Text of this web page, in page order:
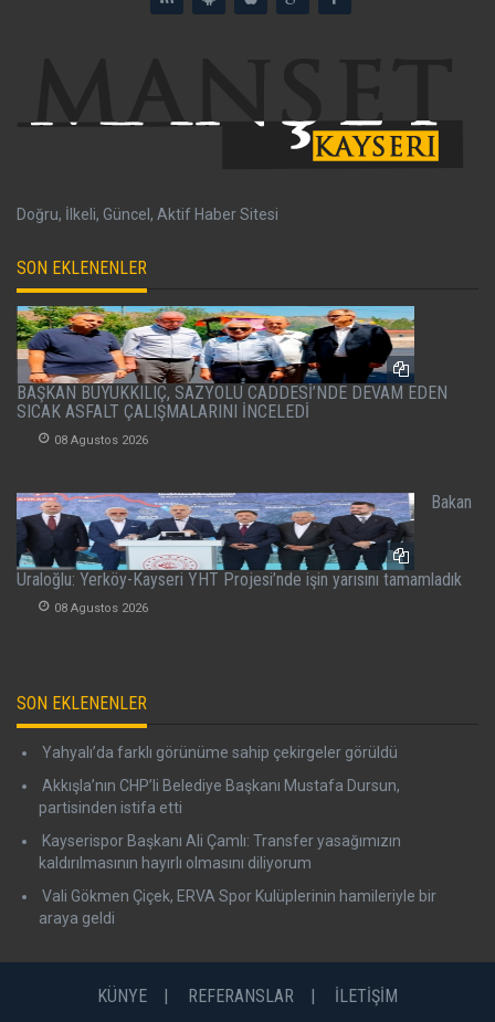
Doğru, İlkeli, Güncel, Aktif Haber Sitesi
SON EKLENENLER
BAŞKAN BÜYÜKKILIÇ, SAZYOLU CADDESİ’NDE DEVAM EDEN
SICAK ASFALT ÇALIŞMALARINI İNCELEDİ
08 Agustos 2026
Bakan
Uraloğlu: Yerköy-Kayseri YHT Projesi’nde işin yarısını tamamladık
08 Agustos 2026
SON EKLENENLER
Yahyalı’da farklı görünüme sahip çekirgeler görüldü
Akkışla’nın CHP’li Belediye Başkanı Mustafa Dursun,
partisinden istifa etti
Kayserispor Başkanı Ali Çamlı: Transfer yasağımızın
kaldırılmasının hayırlı olmasını diliyorum
Vali Gökmen Çiçek, ERVA Spor Kulüplerinin hamileriyle bir
araya geldi
KÜNYE REFERANSLAR İLETİŞİM